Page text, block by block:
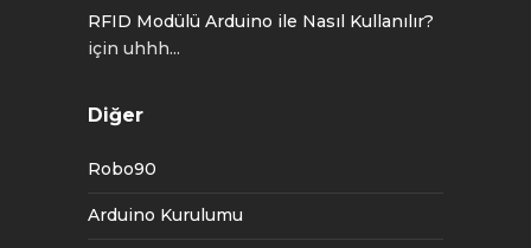
RFID Modülü Arduino ile Nasıl Kullanılır?
için uhhh...
Diğer
Robo90
Arduino Kurulumu